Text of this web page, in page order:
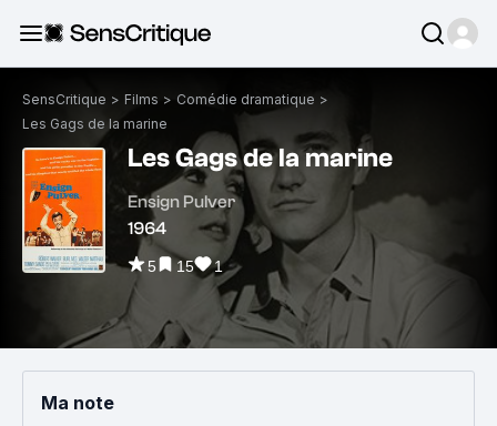
SensCritique > Films > Comédie dramatique >
Les Gags de la marine
Les Gags de la marine
Ensign Pulver
1964
5 15 1
Ma note